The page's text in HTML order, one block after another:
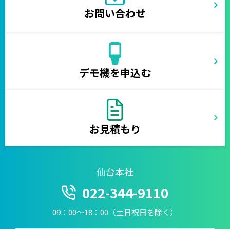
お問い合わせ
デモ機を申込む
お見積もり
仙台本社
022-344-9110
09：00〜18：00（土日祝日を除く）